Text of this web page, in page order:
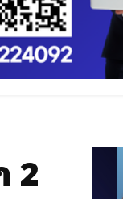
2